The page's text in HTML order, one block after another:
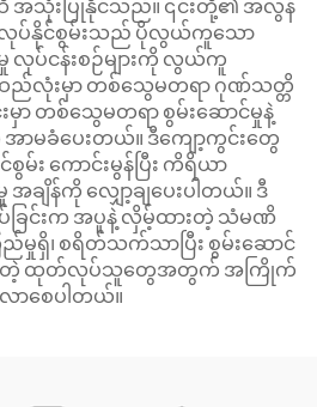
ထိ အသုံးပြုနိုင်သည်။ ၎င်းတို့၏ အလွန်
လုပ်နိုင်စွမ်းသည် ပိုလွယ်ကူသော
လုပ်ငန်းစဉ်များကို လွယ်ကူ
ည်လုံးမှာ တစ်သွေမတရာ ဂုဏ်သတ္တိ
တစ်သွေမတရာ စွမ်းဆောင်မှုနဲ့
ာမခံပေးတယ်။ ဒီကျော့ကွင်းတွေ
မ်း ကောင်းမွန်ပြီး ကိရိယာ
ျိန်ကို လျှော့ချပေးပါတယ်။ ဒီ
ပ်ခြင်းက အပူနဲ့ လှိမ့်ထားတဲ့ သံမဏိ
ရှိ၊ စရိတ်သက်သာပြီး စွမ်းဆောင်
ရှာတဲ့ ထုတ်လုပ်သူတွေအတွက် အကြိုက်
ာစေပါတယ်။